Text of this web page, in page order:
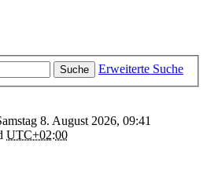
Suche Erweiterte Suche
8. August 2026, 09:41
UTC+02:00